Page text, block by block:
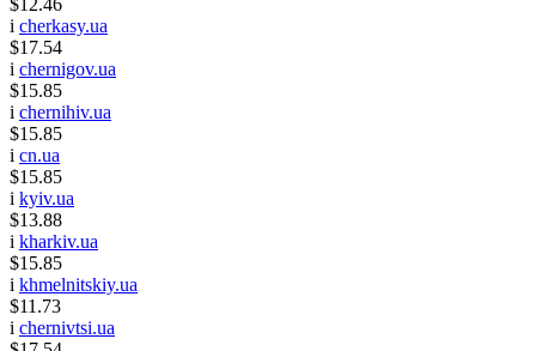
$12.46
i cherkasy.ua
$17.54
i chernigov.ua
$15.85
i chernihiv.ua
$15.85
i cn.ua
$15.85
i kyiv.ua
$13.88
i kharkiv.ua
$15.85
i khmelnitskiy.ua
$11.73
i chernivtsi.ua